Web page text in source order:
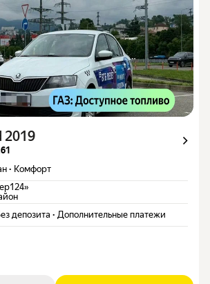
2019
· Комфорт
депозита · Дополнительные платежи